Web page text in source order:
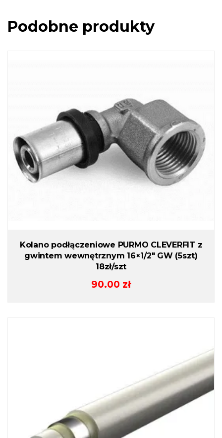
Podobne produkty
Kolano podłączeniowe PURMO CLEVERFIT z
gwintem wewnętrznym 16×1/2″ GW (5szt)
18zł/szt
90.00 zł